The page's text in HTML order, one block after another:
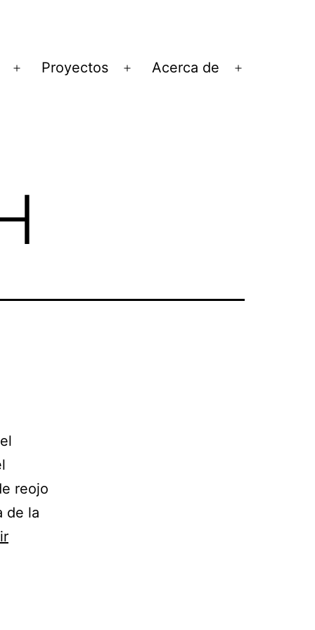
Abrir
Proyectos
Abrir
Acerca de
reojo
de la